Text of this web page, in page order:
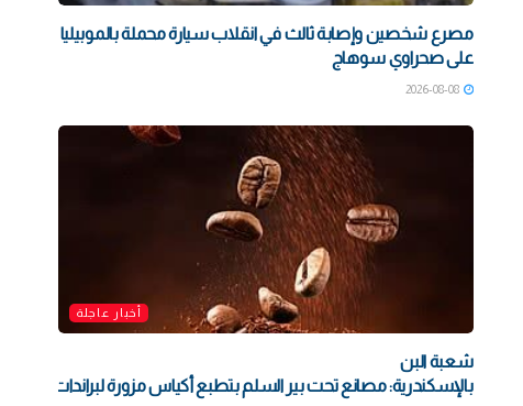
مصرع شخصين وإصابة ثالث في انقلاب سيارة محملة بالموبيليا
على صحراوي سوهاج
2026-08-08
أخبار عاجلة
شعبة البن
بالإسكندرية: مصانع تحت بير السلم بتطبع أكياس مزورة لبراندات شهيرة